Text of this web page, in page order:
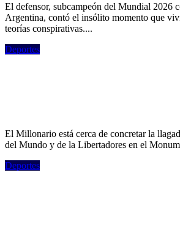
El defensor, subcampeón del Mundial 2026
Argentina, contó el insólito momento que
teorías conspirativas....
Deportes
El Millonario está cerca de concretar la
del Mundo y de la Libertadores en el
Deportes